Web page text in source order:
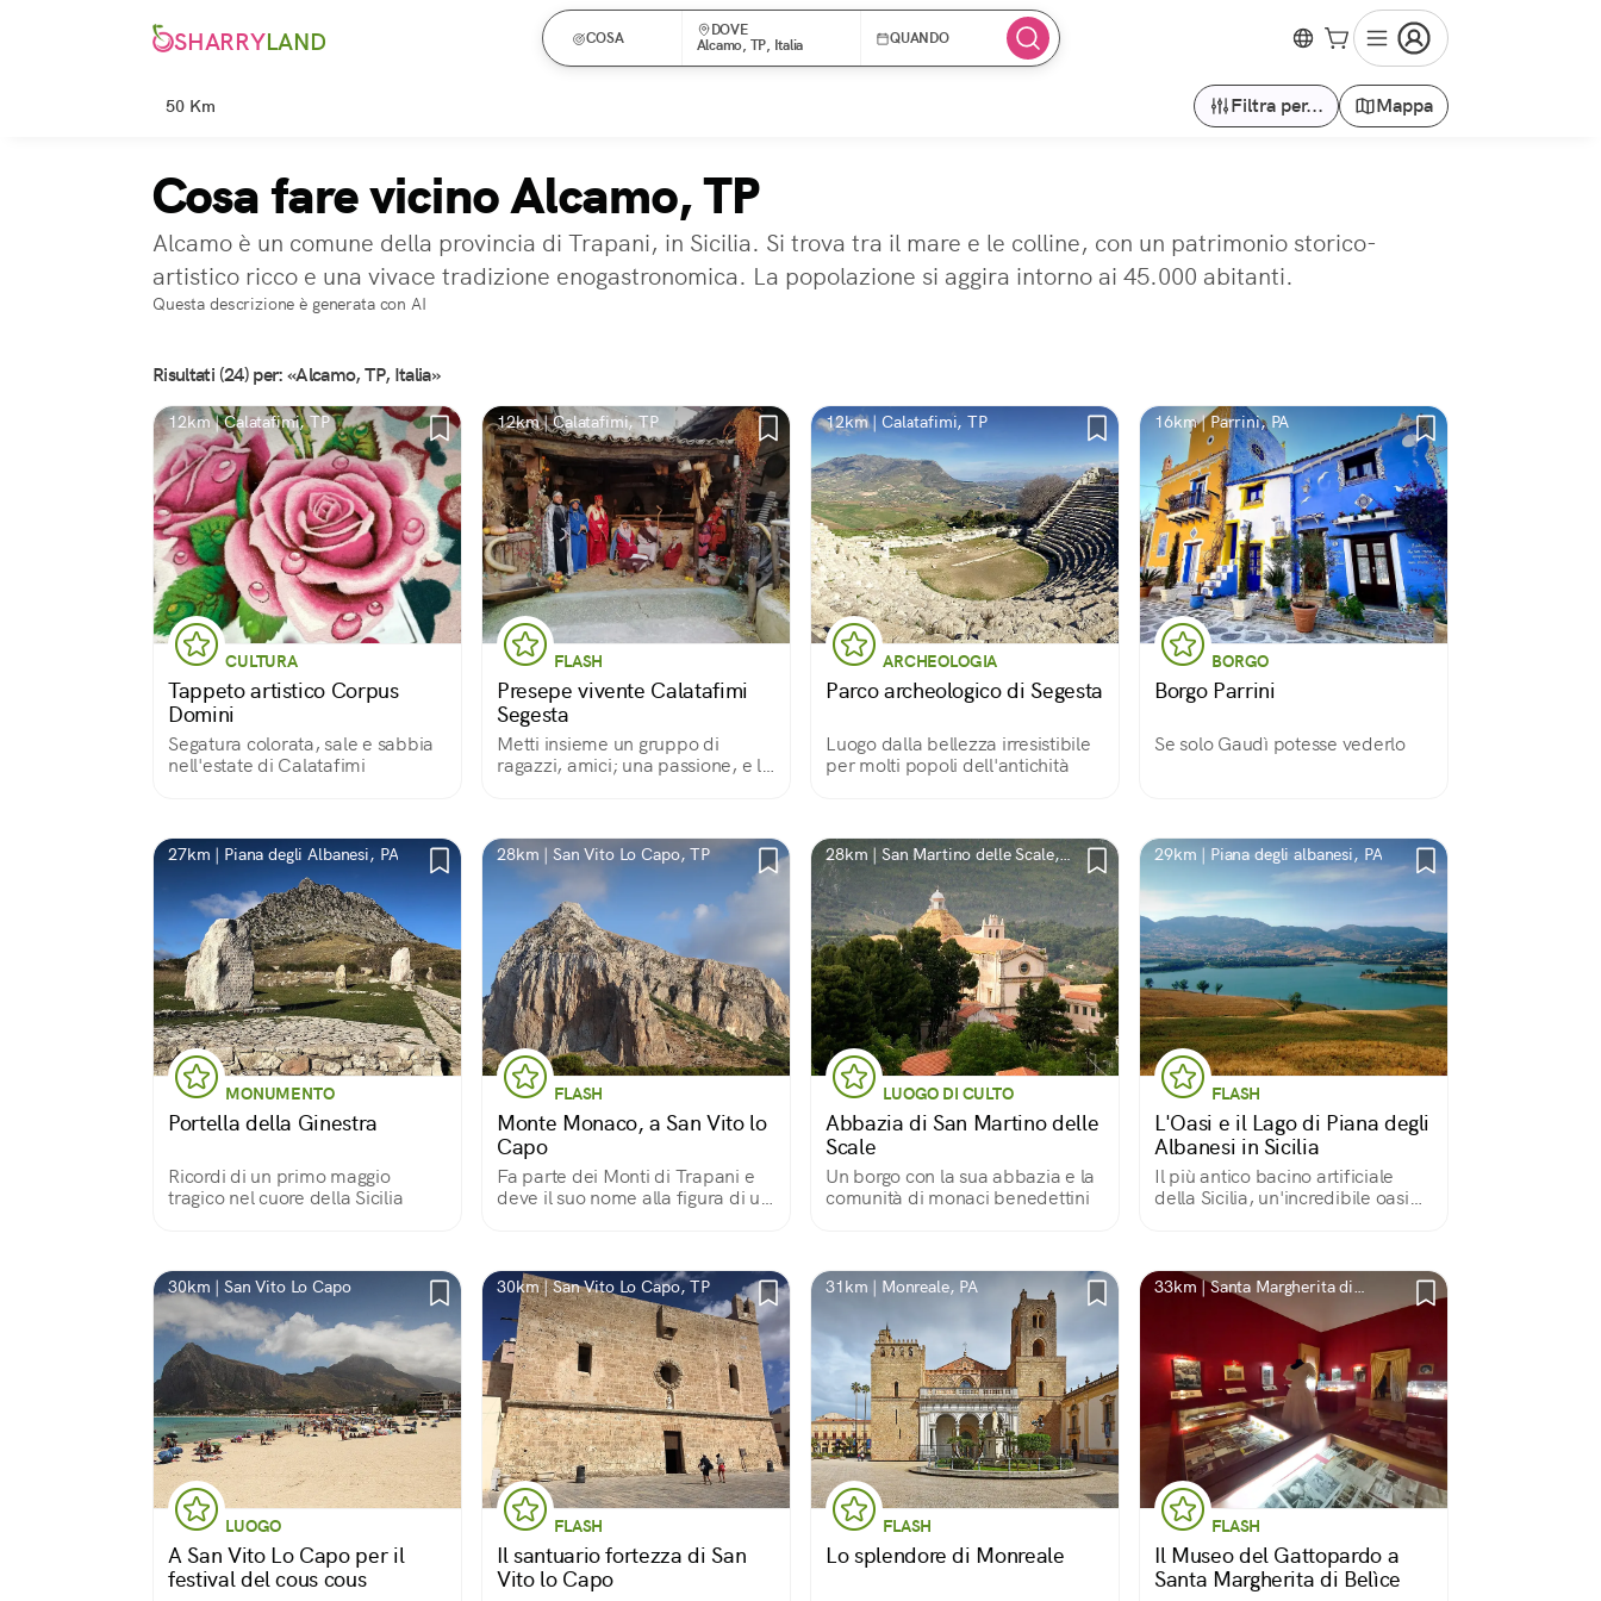
SHARRYLAND COSA
DOVE
Alcamo, TP, Italia
QUANDO
50 Km Filtra per... Mappa
Cosa fare vicino Alcamo, TP
Alcamo è un comune della provincia di Trapani, in Sicilia. Si trova tra il mare e le colline, con un patrimonio storico-
artistico ricco e una vivace tradizione enogastronomica. La popolazione si aggira intorno ai 45.000 abitanti.
Questa descrizione è generata con AI
Risultati (24) per: «Alcamo, TP, Italia»
12km | Calatafimi, TP
CULTURA
Tappeto artistico Corpus
Domini
Segatura colorata, sale e sabbia
nell'estate di Calatafimi
12km | Calatafimi, TP
FLASH
Presepe vivente Calatafimi
Segesta
Metti insieme un gruppo di
ragazzi, amici; una passione, e la
passione che accoglie a braccia
aperte.
12km | Calatafimi, TP
ARCHEOLOGIA
Parco archeologico di Segesta
Luogo dalla bellezza irresistibile
per molti popoli dell'antichità
16km | Parrini, PA
BORGO
Borgo Parrini
Se solo Gaudì potesse vederlo
27km | Piana degli Albanesi, PA
MONUMENTO
Portella della Ginestra
Ricordi di un primo maggio
tragico nel cuore della Sicilia
28km | San Vito Lo Capo, TP
FLASH
Monte Monaco, a San Vito lo
Capo
Fa parte dei Monti di Trapani e
deve il suo nome alla figura di un
escursioni e scalate.
28km | San Martino delle Scale,
PA
LUOGO DI CULTO
Abbazia di San Martino delle
Scale
Un borgo con la sua abbazia e la
comunità di monaci benedettini
29km | Piana degli albanesi, PA
FLASH
L'Oasi e il Lago di Piana degli
Albanesi in Sicilia
Il più antico bacino artificiale
della Sicilia, un'incredibile oasi
albanesi elessero a nuova patria
30km | San Vito Lo Capo
LUOGO
A San Vito Lo Capo per il
festival del cous cous
30km | San Vito Lo Capo, TP
FLASH
Il santuario fortezza di San
Vito lo Capo
31km | Monreale, PA
FLASH
Lo splendore di Monreale
33km | Santa Margherita di
FLASH
Il Museo del Gattopardo a
Santa Margherita di Belìce